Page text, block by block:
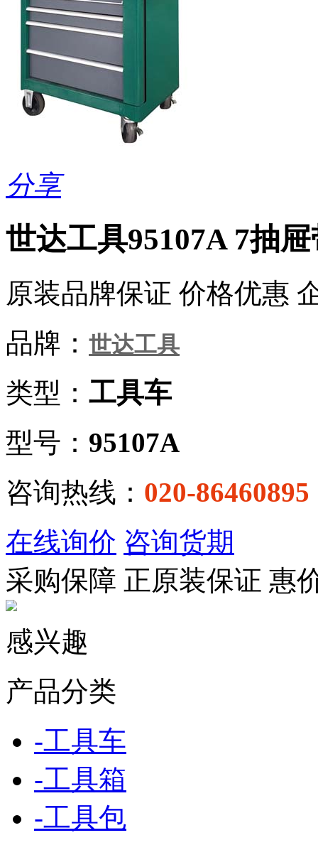
分享
世达工具95107A 7抽
原装品牌保证 价格优惠
品牌： 世达工具
类型： 工具车
型号： 95107A
咨询热线： 020-86460895
在线询价 咨询货期
采购保障 正原装保证 惠
感兴趣
产品分类
-工具车
-工具箱
-工具包